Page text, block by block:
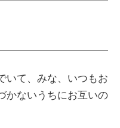
いて、みな、いつもお
かないうちにお互いの